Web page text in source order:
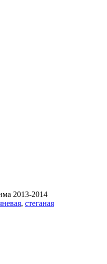
2013-2014
, стеганая